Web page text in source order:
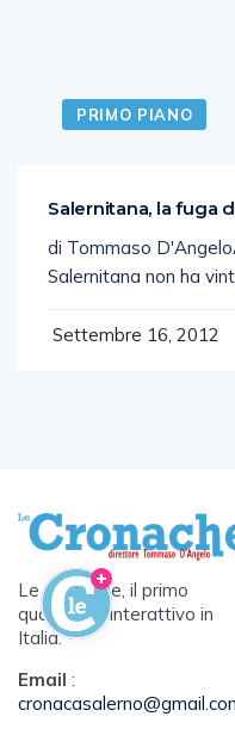
PRIMO PIANO
Salernitana, la fuga
di Tommaso
Salernitana non ha
Settembre 16, 2012
Le Cronache, il primo
quotidiano interattivo in
Italia.
Email :